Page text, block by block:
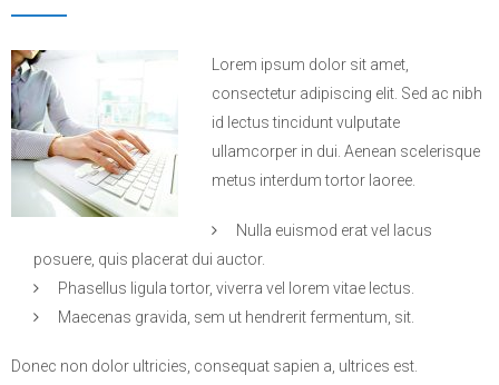
Lorem ipsum dolor sit amet,
consectetur adipiscing elit. Sed ac nibh
id lectus tincidunt vulputate
ullamcorper in dui. Aenean scelerisque
metus interdum tortor laoree.
Nulla euismod erat vel lacus
posuere, quis placerat dui auctor.
Phasellus ligula tortor, viverra vel lorem vitae lectus.
Maecenas gravida, sem ut hendrerit fermentum, sit.
Donec non dolor ultricies, consequat sapien a, ultrices est.